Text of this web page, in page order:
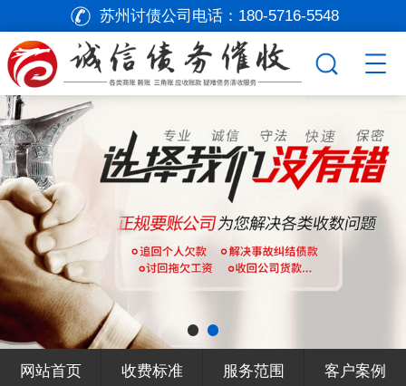
苏州讨债公司电话： 180-5716-5548
网站首页 收费标准 服务范围 客户案例